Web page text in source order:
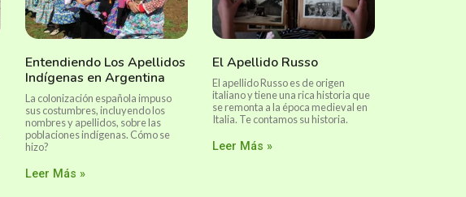
Entendiendo Los Apellidos
Indígenas en Argentina
La colonización española impuso
sus costumbres, incluyendo los
nombres y apellidos, sobre las
poblaciones indígenas. Cómo se
hizo?
Leer Más »
El Apellido Russo
El apellido Russo es de origen
italiano y tiene una rica historia que
se remonta a la época medieval en
Italia. Te contamos su historia.
Leer Más »